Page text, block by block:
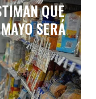
QUE
SERÁ